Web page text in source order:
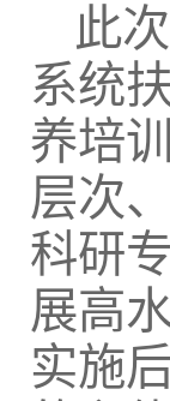
此
系统
养培
层次
科研
展高
实施